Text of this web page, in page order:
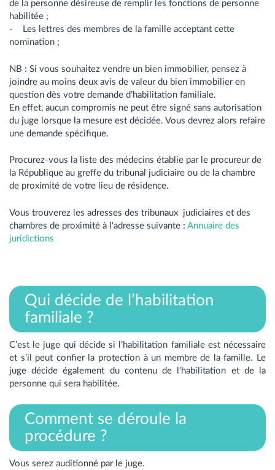
de la personne désireuse de remplir les fonctions de personne
habilitée ;
- Les lettres des membres de la famille acceptant cette
nomination ;
NB : Si vous souhaitez vendre un bien immobilier, pensez à
joindre au moins deux avis de valeur du bien immobilier en
question dès votre demande d’habilitation familiale.
En effet, aucun compromis ne peut être signé sans autorisation
du juge lorsque la mesure est décidée. Vous devrez alors refaire
une demande spécifique.
Procurez-vous la liste des médecins établie par le procureur de
la République au greffe du tribunal judiciaire ou de la chambre
de proximité de votre lieu de résidence.
Vous trouverez les adresses des tribunaux judiciaires et des
chambres de proximité à l'adresse suivante : Annuaire des
juridictions
Qui décide de l’habilitation
familiale ?
C’est le juge qui décide si l’habilitation familiale est nécessaire
et s’il peut confier la protection à un membre de la famille. Le
juge décide également du contenu de l’habilitation et de la
personne qui sera habilitée.
Comment se déroule la
procédure ?
Vous serez auditionné par le juge.